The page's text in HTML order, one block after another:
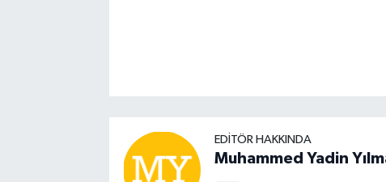
EDITÖR HAKKINDA
Muhammed Yadin